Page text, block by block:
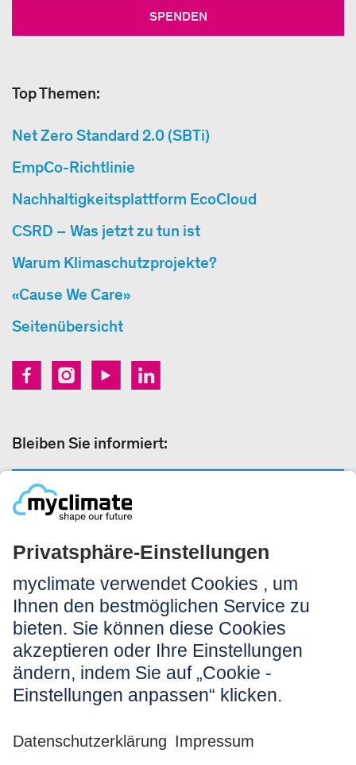
SPENDEN
Top Themen:
Net Zero Standard 2.0 (SBTi)
EmpCo-Richtlinie
Nachhaltigkeitsplattform EcoCloud
CSRD – Was jetzt zu tun ist
Warum Klimaschutzprojekte?
«Cause We Care»
Seitenübersicht
Bleiben Sie informiert:
Rechtliches:
Impressum
Nutzungshinweis
AGB
Datenschutz
Barrierefreiheit